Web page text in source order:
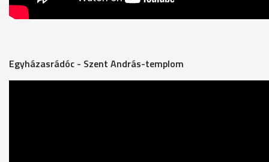
Egyházasrádóc - Szent András-templom